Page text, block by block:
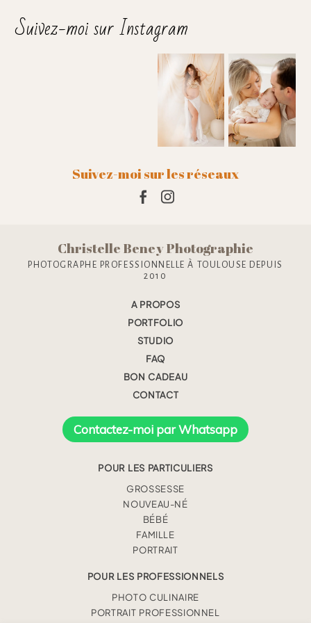
Suivez-moi sur Instagram
Suivez-moi sur les réseaux
Christelle Beney Photographie
PHOTOGRAPHE PROFESSIONNELLE À TOULOUSE DEPUIS
2010
A PROPOS
PORTFOLIO
STUDIO
FAQ
BON CADEAU
CONTACT
Contactez-moi par Whatsapp
POUR LES PARTICULIERS
GROSSESSE
NOUVEAU-NÉ
BÉBÉ
FAMILLE
PORTRAIT
POUR LES PROFESSIONNELS
PHOTO CULINAIRE
PORTRAIT PROFESSIONNEL